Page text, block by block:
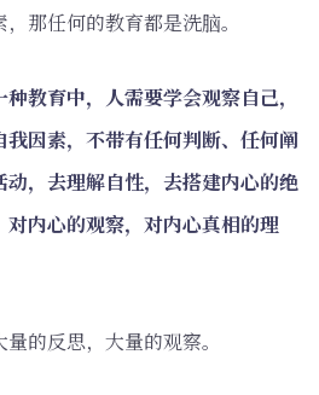
那任何的教育都是洗脑。
教育中，人需要学会观察自己，
因素，不带有任何判断、任何阐
，去理解自性，去搭建内心的绝
内心的观察，对内心真相的理
的反思，大量的观察。